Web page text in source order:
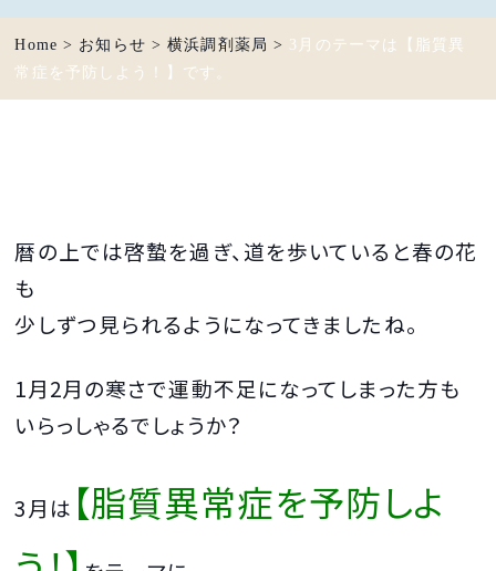
Home > お知らせ >横浜調剤薬局 > 3月のテーマは【脂質異
常症を予防しよう！】です。
暦の上では啓蟄を過ぎ、道を歩いていると春の花
も
少しずつ見られるようになってきましたね。
1月2月の寒さで運動不足になってしまった方も
いらっしゃるでしょうか？
3月は 【脂質異常症を予防しよ